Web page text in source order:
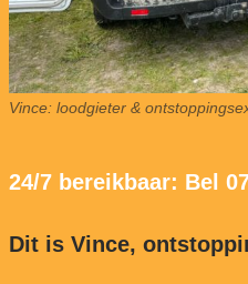
Vince: loodgieter &
24/7 bereikbaar: Bel
Dit is Vince,